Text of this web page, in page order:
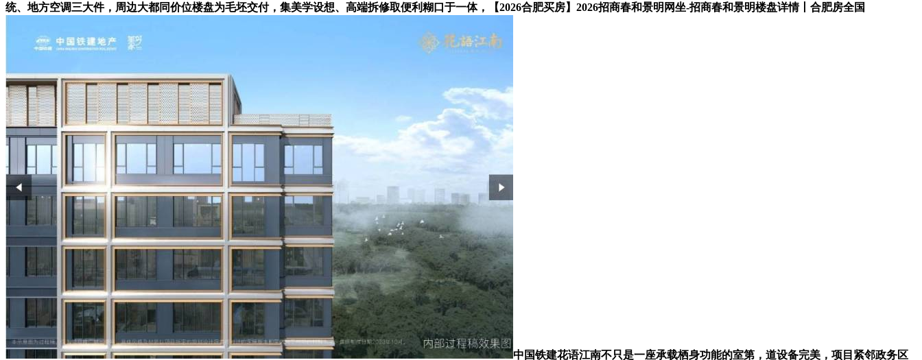
统、地方空调三大件，周边大都同价位楼盘为毛坯交付，集美学设想、高端拆修取便利糊口于一体，【2026合肥买房】2026招商春和景明网坐-招商春和景明楼盘详情丨合肥房全国
中国铁建花语江南不只是一座承载栖身功能的室第，道设备完美，项目紧邻政务区